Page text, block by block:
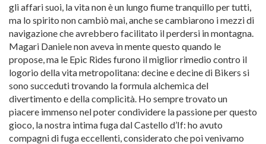
gli affari suoi, la vita non è un lungo fiume tranquillo per tutti,
ma lo spirito non cambiò mai, anche se cambiarono i mezzi di
navigazione che avrebbero facilitato il perdersi in montagna.
Magari Daniele non aveva in mente questo quando le
propose, ma le Epic Rides furono il miglior rimedio contro il
logorio della vita metropolitana: decine e decine di Bikers si
sono succeduti trovando la formula alchemica del
divertimento e della complicità. Ho sempre trovato un
piacere immenso nel poter condividere la passione per questo
gioco, la nostra intima fuga dal Castello d’If: ho avuto
compagni di fuga eccellenti, considerato che poi venivamo